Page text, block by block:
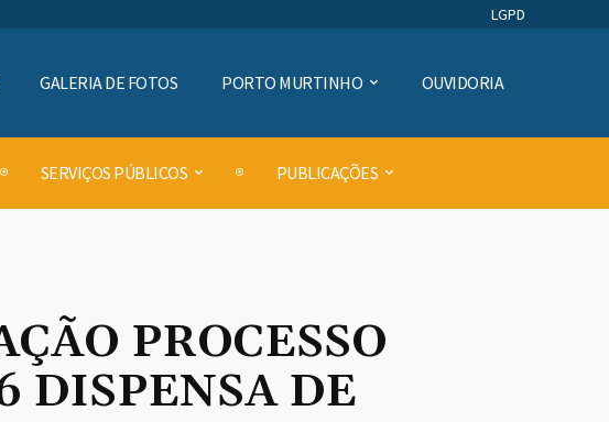
LGPD
GALERIA DE FOTOS PORTO MURTINHO OUVIDORIA
SERVIÇOS PÚBLICOS PUBLICAÇÕES
PROCESSO
DISPENSA DE